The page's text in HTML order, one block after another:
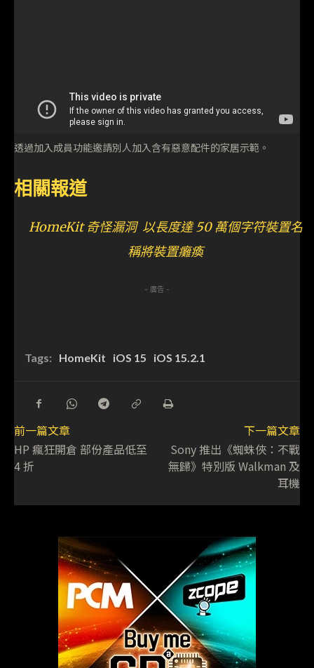
透過加入成員功能邀請別人加入含有惡意配件的家居示範。
相關報道
HomeKit 奇怪漏洞 以長度達 50 萬個字符裝置名
稱將裝置癱瘓
- 廣告 -
Tags: HomeKit iOS 15 iOS 15.2.1
前一篇文章
HP 瘋狂開倉 部份產品低至
4 折
下一篇文章
Sony 推出《蜘蛛俠：不戰
無歸》特別版 Walkman 及
耳機